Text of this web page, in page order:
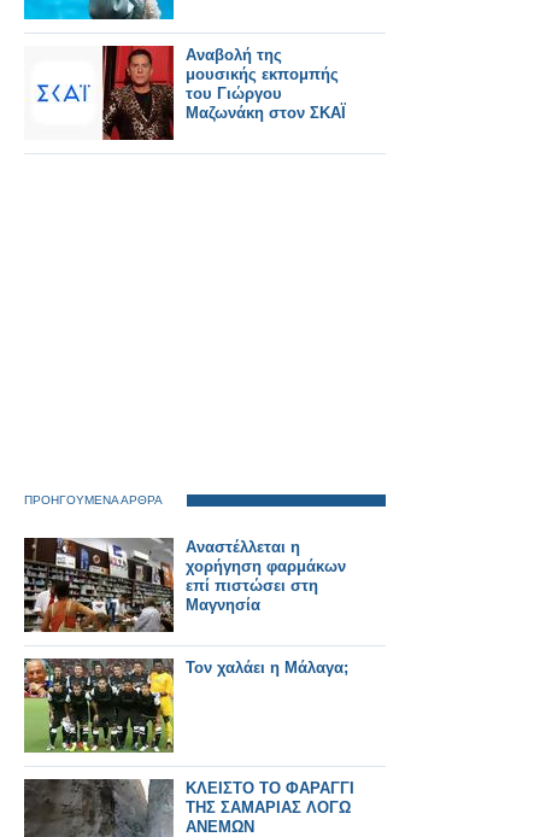
Αναβολή της
μουσικής εκπομπής
του Γιώργου
Μαζωνάκη στον ΣΚΑΪ
ΠΡΟΗΓΟΥΜΕΝΑ ΑΡΘΡΑ
Αναστέλλεται η
χορήγηση φαρμάκων
επί πιστώσει στη
Μαγνησία
Τον χαλάει η Μάλαγα;
ΚΛΕΙΣΤΟ ΤΟ ΦΑΡΑΓΓΙ
ΤΗΣ ΣΑΜΑΡΙΑΣ ΛΟΓΩ
ΑΝΕΜΩΝ